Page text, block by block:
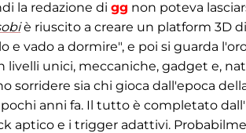
la redazione di gg non poteva
è riuscito a creare un platform 3D
vado a dormire", e poi si guarda
livelli unici, meccaniche, gadget e,
sorridere sia chi gioca dall'epoca
anni fa. Il tutto è completato
aptico e i trigger adattivi.